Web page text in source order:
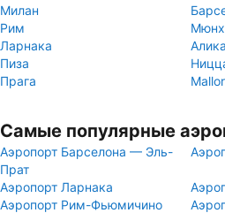
Милан
Рим
Ларнака
Пиза
Прага
Самые популярные
Аэропорт Барселона — Эль-
Прат
Аэропорт Ларнака
Аэропорт Рим-Фьюмичино